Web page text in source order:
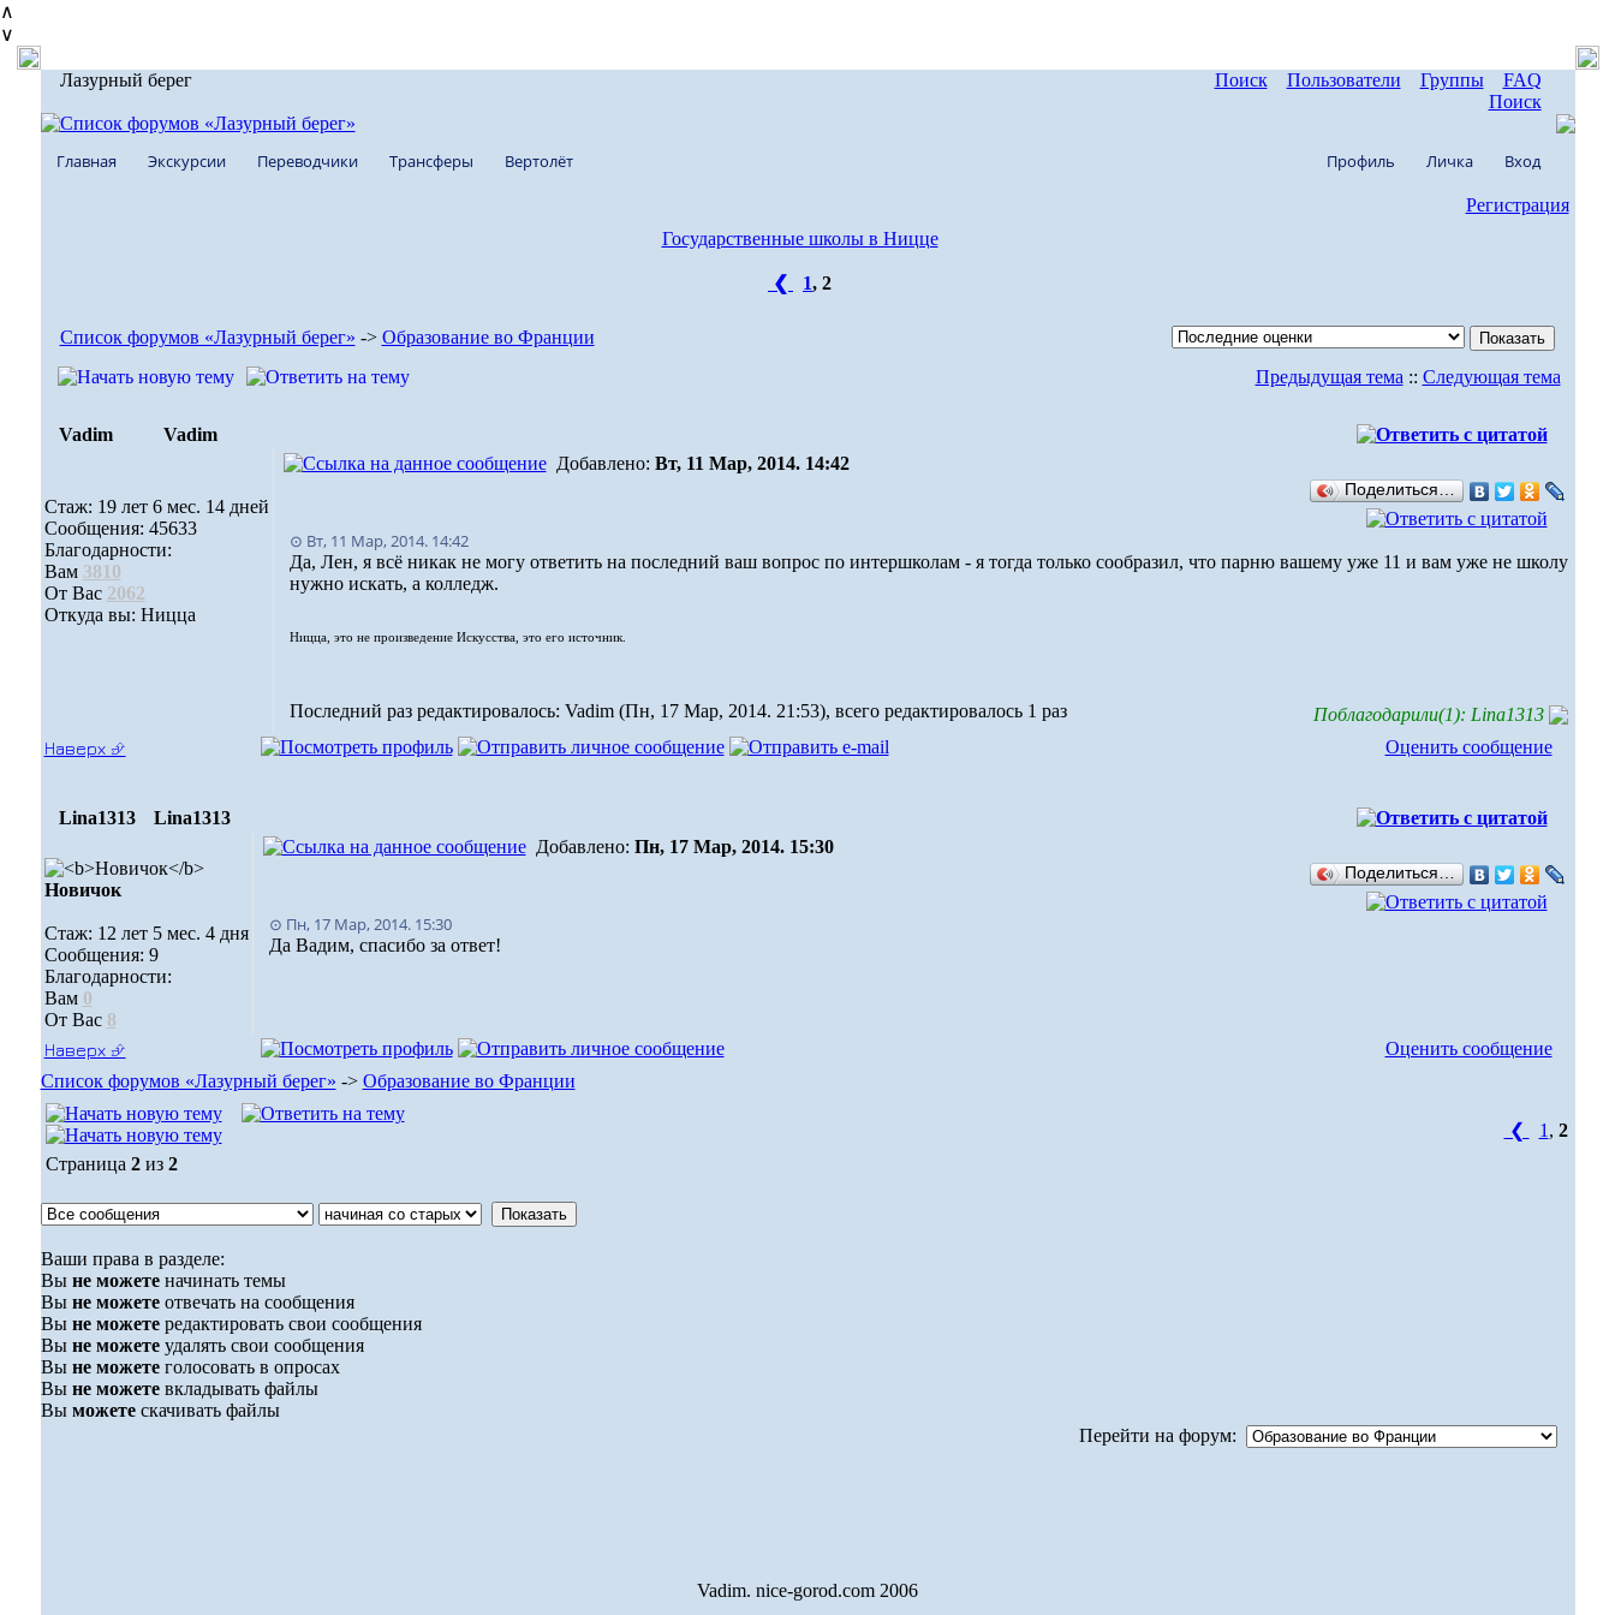
∧
∨
Лазурный берег Поиск Пользователи Группы
FAQ
Поиск
Главная Экскурсии Переводчики Трансферы Вертолёт Профиль Личка Вход
Регистрация
Государственные школы в Ницце
❮ 1, 2
Список форумов «Лазурный берег» -> Образование во Франции
Предыдущая тема :: Следующая тема
Vadim Vadim
Стаж: 19 лет 6 мес. 14 дней
Сообщения: 45633
Благодарности:
Вам 3810
От Вас 2062
Откуда вы: Ницца
Добавлено: Вт, 11 Мар, 2014. 14:42
Поделиться…
⊙ Вт, 11 Мар, 2014. 14:42
Да, Лен, я всё никак не могу ответить на последний ваш вопрос по интершколам - я тогда только сообразил, что парню вашему уже 11 и вам уже не школу
нужно искать, а колледж.
Ницца, это не произведение Искусства, это его источник.
Последний раз редактировалось: Vadim (Пн, 17 Мар, 2014. 21:53), всего редактировалось 1 раз
Поблагодарили(1): Lina1313
Наверх ⮵
Оценить сообщение
Lina1313 Lina1313
Новичок
Стаж: 12 лет 5 мес. 4 дня
Сообщения: 9
Благодарности:
Вам 0
От Вас 8
Добавлено: Пн, 17 Мар, 2014. 15:30
Поделиться…
⊙ Пн, 17 Мар, 2014. 15:30
Да Вадим, спасибо за ответ!
Наверх ⮵
Оценить сообщение
Список форумов «Лазурный берег» -> Образование во Франции
❮ 1 , 2
Страница 2из 2
Ваши права в разделе:
Вы не можетеначинать темы
Вы не можетеотвечать на сообщения
Вы не можетередактировать свои сообщения
Вы не можетеудалять свои сообщения
Вы не можетеголосовать в опросах
Вы не можетевкладывать файлы
Вы можетескачивать файлы
Перейти на форум:
Vadim. nice-gorod.com 2006